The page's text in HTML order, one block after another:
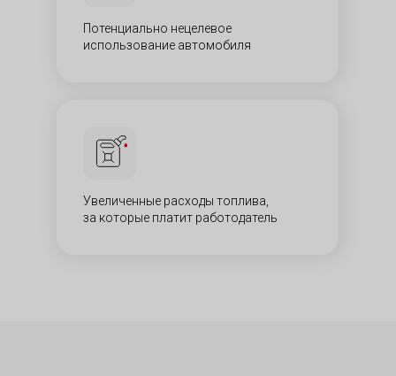
Потенциально нецелевое
использование автомобиля​​
Увеличенные расходы топлива,
за которые платит работодатель